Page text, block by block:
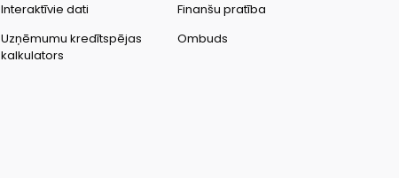
Interaktīvie dati
Uzņēmumu kredītspējas
kalkulators
Finanšu pratība
Ombuds